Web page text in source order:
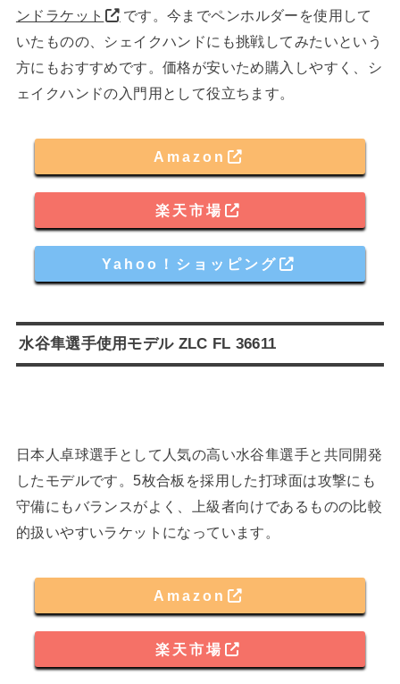
ンドラケット
です。今までペンホルダーを使用して
いたものの、シェイクハンドにも挑戦してみたいという
方にもおすすめです。価格が安いため購入しやすく、シ
ェイクハンドの入門用として役立ちます。
Amazon
楽天市場
Yahoo！ショッピング
水谷隼選手使用モデル ZLC FL 36611
日本人卓球選手として人気の高い水谷隼選手と共同開発
したモデルです。5枚合板を採用した打球面は攻撃にも
守備にもバランスがよく、上級者向けであるものの比較
的扱いやすいラケットになっています。
Amazon
楽天市場